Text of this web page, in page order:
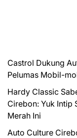
Castrol Dukung
Pelumas Mobil-
Hardy Classic
Cirebon: Yuk Intip
Merah Ini
Auto Culture